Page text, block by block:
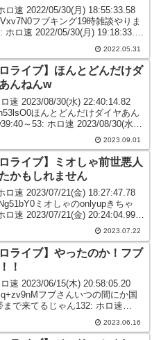
である
ロ速 2022/05/30(月) 18:55:33.58
フブキング19時雑談やりま
ホロ速 2022/05/30(月) 19:18:33.60
フブちゃん案件のお金は
2022.05.31
ロライブ】ほんとどんだけダ
んねんw
速 2023/08/30(水) 22:40:14.82
ほんとどんだけダイヤあん
～53: ホロ速 2023/08/30(水)
ID:NK/PwRwe0どろけん儲か
2023.09.01
ロライブ】ミオしゃ前世悪人
かもしれません
ロ速 2023/07/21(金) 18:27:47.78
ミオしゃのonlyupきちゃ
ロ速 2023/07/21(金) 20:24:04.99
30ミオしゃなにしてんだｗ
2023.07.22
ロライブ】やったのか！フブ
！
速 2023/06/15(木) 20:58:05.20
フブさんいつの間にか国
まで来てるじゃん132: ホロ速
2023.06.16